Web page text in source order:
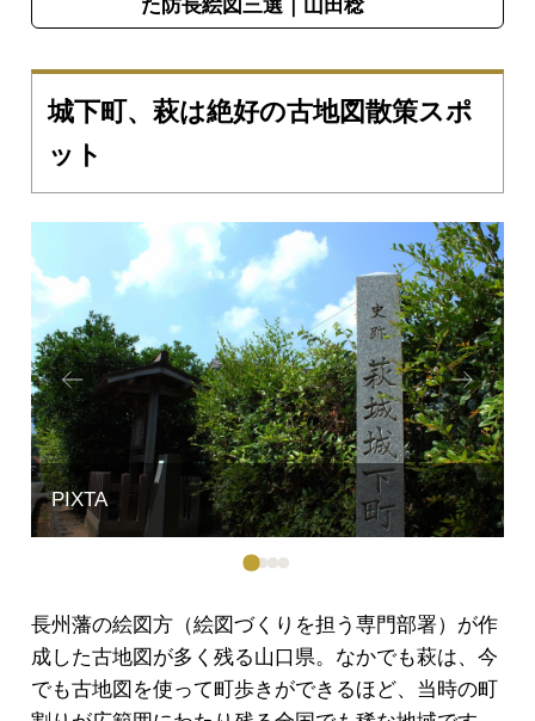
た防長絵図三選｜山田稔
城下町、萩は絶好の古地図散策スポ
ット
Prev
ious
Next
長州藩の絵図方（絵図づくりを担う専門部署）が作
成した古地図が多く残る山口県。なかでも萩は、今
でも古地図を使って町歩きができるほど、当時の町